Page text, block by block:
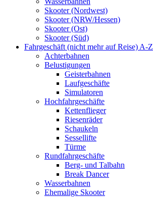
Skooter (Nordwest)
Skooter (NRW/Hessen)
Skooter (Ost)
Skooter (Süd)
Fahrgeschäft (nicht mehr auf Reise) A-Z
Achterbahnen
Belustigungen
Geisterbahnen
Laufgeschäfte
Simulatoren
Hochfahrgeschäfte
Kettenflieger
Riesenräder
Schaukeln
Sessellifte
Türme
Rundfahrgeschäfte
Berg- und Talbahn
Break Dancer
Wasserbahnen
Ehemalige Skooter